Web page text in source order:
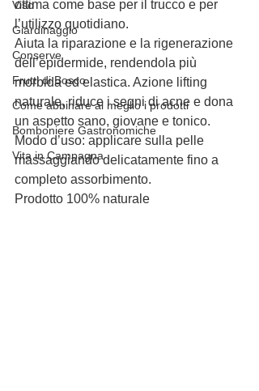
Viso
Giardinaggio
Conserve
Frutti di Bosco
Come abbinare al meglio i prodotti
Bomboniere Gastronomiche
Vita in Campagna
ottima come base per il trucco e per
l’utilizzo quotidiano.
Aiuta la riparazione e la rigenerazione
dell’epidermide, rendendola più
morbida ed elastica. Azione lifting
naturale, riduce i segni di acne e dona
un aspetto sano, giovane e tonico.
Modo d’uso: applicare sulla pelle
massaggiando delicatamente fino a
completo assorbimento.
Prodotto 100% naturale